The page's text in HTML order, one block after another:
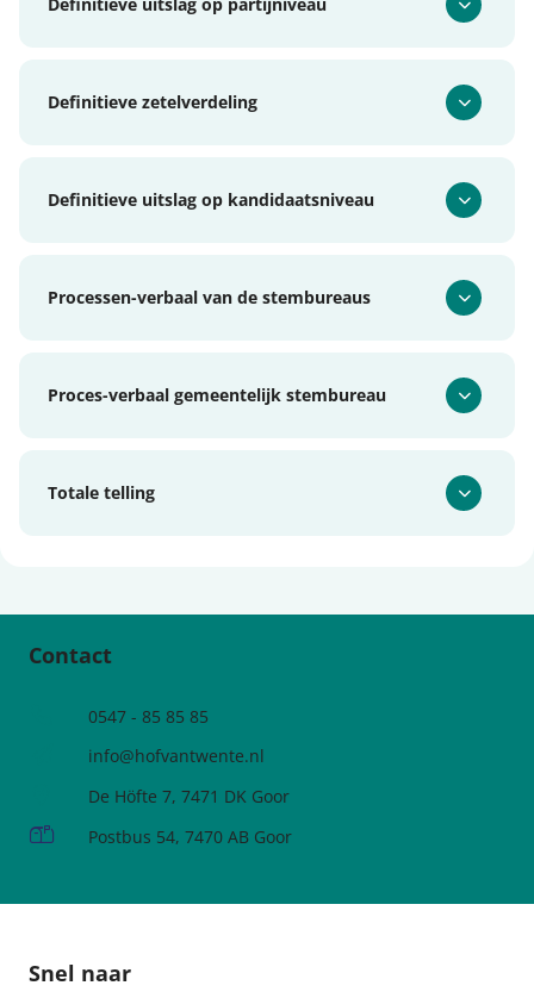
Definitieve zetelverdeling
Definitieve uitslag op kandidaatsniveau
Processen-verbaal van de stembureaus
Proces-verbaal gemeentelijk stembureau
Totale telling
Contact
Telefoonnummer
0547 - 85 85 85
e-mailadres:info@hofvantwente.nl
De Höfte 7, 7471 DK Goor
Postadres:Postbus 54, 7470 AB Goor
Snel naar